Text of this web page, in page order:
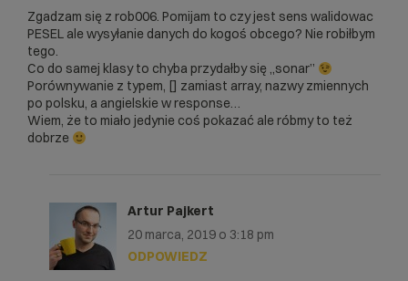
$dataPodana
=date_create($this->dataPodana);
$interval
=date_diff($dataAktualna, $dataPodana)-
>format('%R%a');	// ile dni
if ($interval<0) {
	$this-
>response['bornAlready']=true;
intval(date_diff($dataAktualna,
$dataPodana)->format('%R%y'));
	$this-
>response['personAgeMonths']=-
intval(date_diff($dataAktualna,
Zgadzam się z rob006. Pomijam to czy jest sens walidowac
PESEL ale wysyłanie danych do kogoś obcego? Nie robiłbym
tego.
Co do samej klasy to chyba przydałby się „sonar”
Porównywanie z typem, [] zamiast array, nazwy zmiennych
po polsku, a angielskie w response…
Wiem, że to miało jedynie coś pokazać ale róbmy to też
dobrze
Artur Pajkert
20 marca, 2019 o 3:18 pm
ODPOWIEDZ